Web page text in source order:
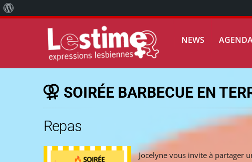
NEWS
SOIRÉE BARBECUE EN
Repas
Jocelyne vous invite à partager